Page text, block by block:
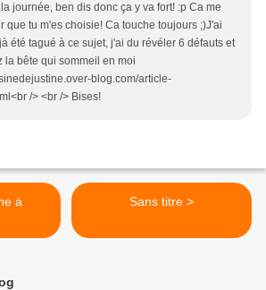
journée, ben dis donc ça y va fort! :p Ca me
que tu m'es choisie! Ca touche toujours ;)J'ai
été tagué à ce sujet, j'ai du révéler 6 défauts et
la bête qui sommeil en moi
blog.com/article-
/> <br /> Bises!
Sans titre >